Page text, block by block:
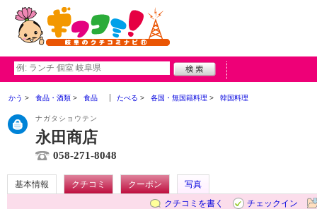
かう 食品・酒類 食品 たべる 各国・無国籍料理 韓国料理
ナガタショウテン
永田商店
058-271-8048
基本情報 クチコミ クーポン
写真
クチコミを書く
チェックイン